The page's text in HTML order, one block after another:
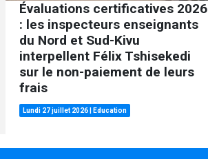
Évaluations certificatives 2026
: les inspecteurs enseignants
du Nord et Sud-Kivu
interpellent Félix Tshisekedi
sur le non-paiement de leurs
frais
Lundi 27 juillet 2026 Education